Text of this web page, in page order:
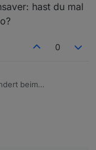
wenn jedes Mal
würde.
hast du mal
0
beim